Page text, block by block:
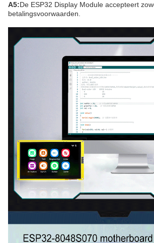
A5:De ESP32 Display Module accepteert
betalingsvoorwaarden.